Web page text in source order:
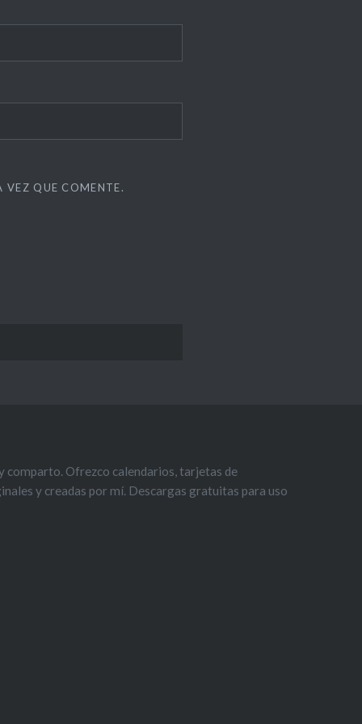
VEZ QUE COMENTE.
comparto. Ofrezco calendarios, tarjetas de
y creadas por mí. Descargas gratuitas para uso